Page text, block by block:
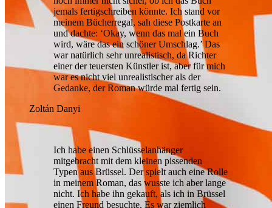
jemals fertigschreiben könnte. Ich stand vor
meinem Bücherregal, sah diese Postkarte an
und dachte: ‘Okay, wenn das mal ein Buch
wird, wäre das ein schöner Umschlag.’ Das
war natürlich sehr unrealistisch, da Richter
einer der teuersten Künstler ist, aber für mich
war es nicht viel unrealistischer als der
Gedanke, der Roman würde mal fertig sein.
Zoltán Danyi
Ich habe einen Schlüsselanhänger
mitgebracht mit dem kleinen pissenden
Typen aus Brüssel. Der spielt auch eine Rolle
in meinem Roman, das wusste ich aber lange
nicht. Ich habe ihn gekauft, als ich in Brüssel
einen Freund besuchte. Es war ziemlich